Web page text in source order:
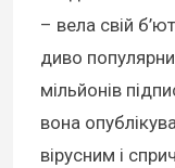
– вела свій
диво
мільйонів
вона
вірусним і